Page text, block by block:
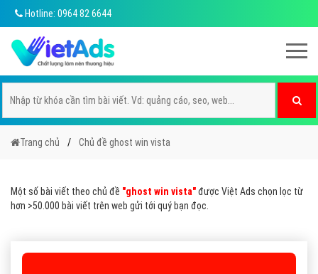
Hotline: 0964 82 6644
Trang chủ Chủ đề ghost win vista
Một số bài viết theo chủ đề "ghost win vista"được Việt Ads chọn lọc từ
hơn >50.000 bài viết trên web gửi tới quý bạn đọc.